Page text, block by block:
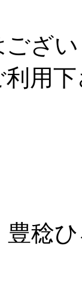
ざ
用
豊稔